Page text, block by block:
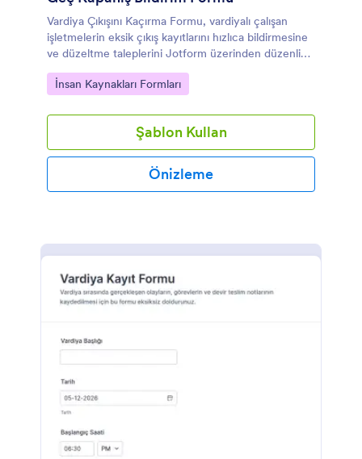
Vardiya Çıkışını Kaçırma Formu, vardiyalı çalışan
işletmelerin eksik çıkış kayıtlarını hızlıca bildirmesine
ve düzeltme taleplerini Jotform üzerinden düzenli
veri toplama ile yönetmesine yardımcı olur.
Go to Category:
İnsan Kaynakları Formları
Şablon Kullan
Önizleme